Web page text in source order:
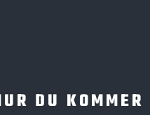
DU KOMMER